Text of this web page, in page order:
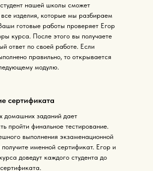
нашей школы сможет
все изделия, которые мы разбираем
готовые работы проверяет Егор
курса. После этого вы получаете
ответ по своей работе. Если
правильно, то открывается
модулю.
сертификата
домашних заданий дает
пройти финальное тестирование.
выполнения экзаменационной
именной сертификат. Егор и
доведут каждого студента до